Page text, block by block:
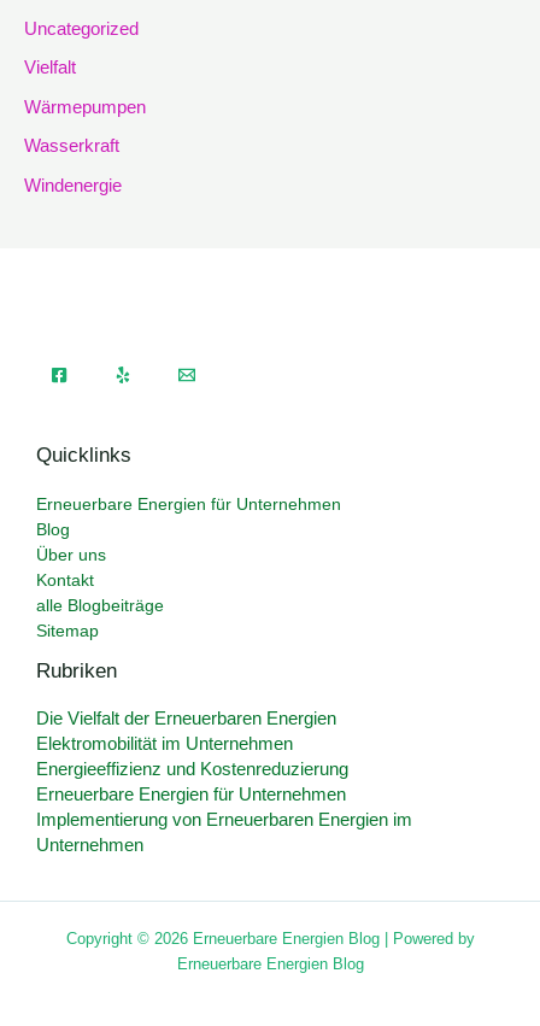
Uncategorized
Vielfalt
Wärmepumpen
Wasserkraft
Windenergie
Quicklinks
Erneuerbare Energien für Unternehmen
Blog
Über uns
Kontakt
alle Blogbeiträge
Sitemap
Rubriken
Die Vielfalt der Erneuerbaren Energien
Elektromobilität im Unternehmen
Energieeffizienz und Kostenreduzierung
Erneuerbare Energien für Unternehmen
Implementierung von Erneuerbaren Energien im
Unternehmen
Copyright © 2026 Erneuerbare Energien Blog | Powered by
Erneuerbare Energien Blog